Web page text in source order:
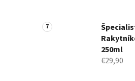
250ml
€29,90